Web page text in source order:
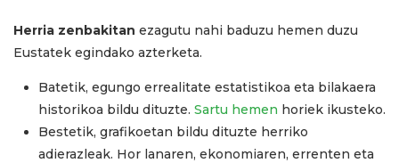
Herria zenbakitan ezagutu nahi baduzu hemen duzu
Eustatek egindako azterketa.
Batetik, egungo errealitate estatistikoa eta bilakaera
historikoa bildu dituzte. Sartu hemen horiek ikusteko.
Bestetik, grafikoetan bildu dituzte herriko
adierazleak. Hor lanaren, ekonomiaren, errenten eta